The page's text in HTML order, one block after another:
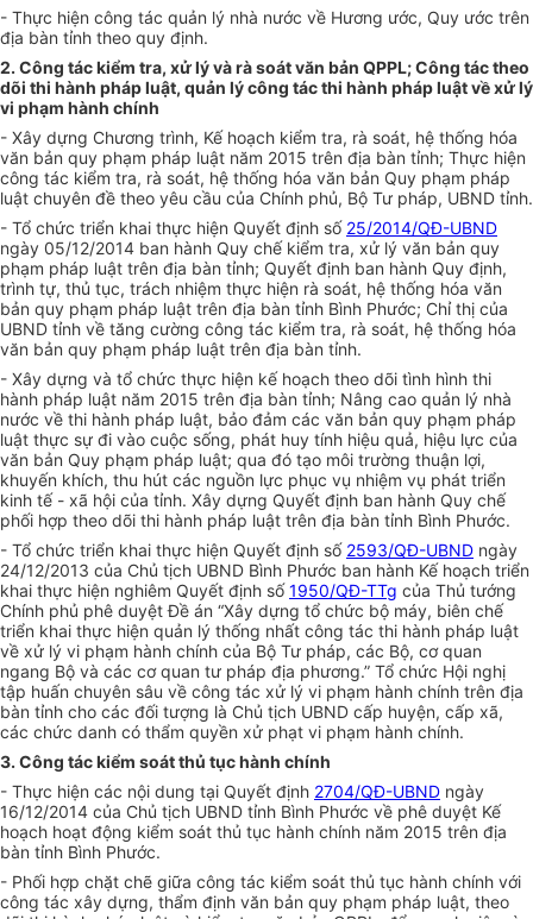
- Thực hiện công tác quản lý nhà nước về Hương ước, Quy ước trên
địa bàn tỉnh theo quy định.
2. Công tác kiểm tra, xử lý và rà soát văn bản QPPL; Công tác theo
dõi thi hành pháp luật, quản lý công tác thi hành pháp luật về xử lý
vi phạm hành chính
- Xây dựng Chương trình, Kế hoạch kiểm tra, rà soát, hệ thống hóa
văn bản quy phạm pháp luật năm 2015 trên địa bàn tỉnh; Thực hiện
công tác kiểm tra, rà soát, hệ thống hóa văn bản Quy phạm pháp
luật chuyên đề theo yêu cầu của Chính phủ, Bộ Tư pháp, UBND tỉnh.
- Tổ chức triển khai thực hiện Quyết định số 25/2014/QĐ-UBND
ngày 05/12/2014 ban hành Quy chế kiểm tra, xử lý văn bản quy
phạm pháp luật trên địa bàn tỉnh; Quyết định ban hành Quy định,
trình tự, thủ tục, trách nhiệm thực hiện rà soát, hệ thống hóa văn
bản quy phạm pháp luật trên địa bàn tỉnh Bình Phước; Chỉ thị của
UBND tỉnh về tăng cường công tác kiểm tra, rà soát, hệ thống hóa
văn bản quy phạm pháp luật trên địa bàn tỉnh.
- Xây dựng và tổ chức thực hiện kế hoạch theo dõi tình hình thi
hành pháp luật năm 2015 trên địa bàn tỉnh; Nâng cao quản lý nhà
nước về thi hành pháp luật, bảo đảm các văn bản quy phạm pháp
luật thực sự đi vào cuộc sống, phát huy tính hiệu quả, hiệu lực của
văn bản Quy phạm pháp luật; qua đó tạo môi trường thuận lợi,
khuyến khích, thu hút các nguồn lực phục vụ nhiệm vụ phát triển
kinh tế - xã hội của tỉnh. Xây dựng Quyết định ban hành Quy chế
phối hợp theo dõi thi hành pháp luật trên địa bàn tỉnh Bình Phước.
- Tổ chức triển khai thực hiện Quyết định số 2593/QĐ-UBND ngày
24/12/2013 của Chủ tịch UBND Bình Phước ban hành Kế hoạch triển
khai thực hiện nghiêm Quyết định số1950/QĐ-TTg của Thủ tướng
Chính phủ phê duyệt Đề án “Xây dựng tổ chức bộ máy, biên chế
triển khai thực hiện quản lý thống nhất công tác thi hành pháp luật
về xử lý vi phạm hành chính của Bộ Tư pháp, các Bộ, cơ quan
ngang Bộ và các cơ quan tư pháp địa phương.” Tổ chức Hội nghị
tập huấn chuyên sâu về công tác xử lý vi phạm hành chính trên địa
bàn tỉnh cho các đối tượng là Chủ tịch UBND cấp huyện, cấp xã,
các chức danh có thẩm quyền xử phạt vi phạm hành chính.
3. Công tác kiểm soát thủ tục hành chính
- Thực hiện các nội dung tại Quyết định 2704/QĐ-UBND ngày
16/12/2014 của Chủ tịch UBND tỉnh Bình Phước về phê duyệt Kế
hoạch hoạt động kiểm soát thủ tục hành chính năm 2015 trên địa
bàn tỉnh Bình Phước.
- Phối hợp chặt chẽ giữa công tác kiểm soát thủ tục hành chính với
công tác xây dựng, thẩm định văn bản quy phạm pháp luật, theo